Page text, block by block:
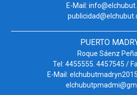
E-Mail:
PUERTO
Roque Sáenz
Tel: 4455555. 4457545 /
E-Mail: